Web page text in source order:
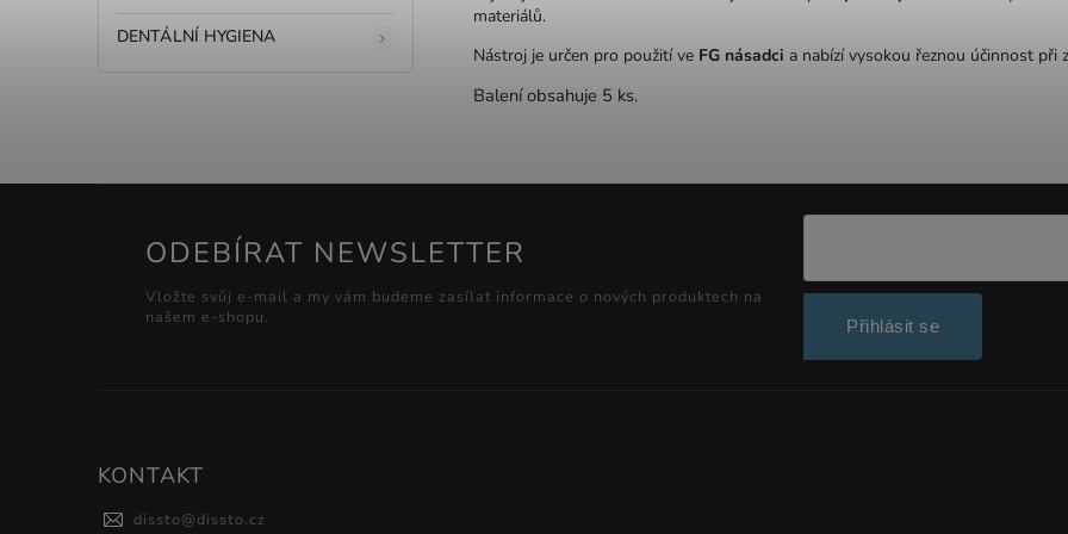
DENTÁLNÍ HYGIENA
materiálů.
Nástroj je určen pro použití ve FG násadci a nabízí vysokou řeznou účinnost při
Balení obsahuje 5 ks.
ODEBÍRAT NEWSLETTER
Vložte svůj e-mail a my vám budeme zasílat informace o nových produktech na
našem e-shopu.
Přihlásit se
KONTAKT
dissto@dissto.cz